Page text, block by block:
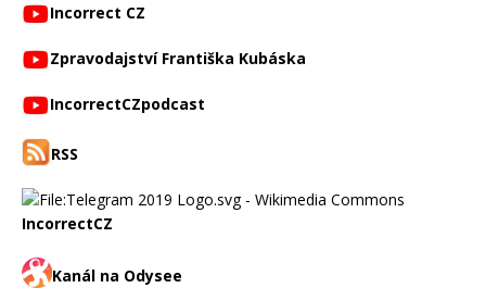
Incorrect CZ
Zpravodajství Františka Kubáska
IncorrectCZpodcast
RSS
IncorrectCZ
Kanál na Odysee